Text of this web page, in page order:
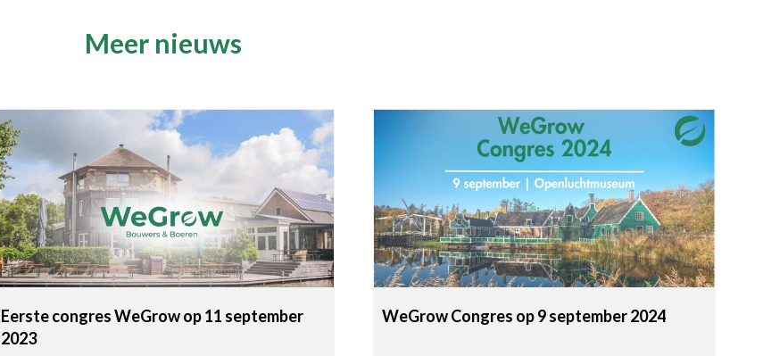
Meer nieuws
Eerste congres WeGrow op 11 september
2023
WeGrow Congres op 9 september 2024